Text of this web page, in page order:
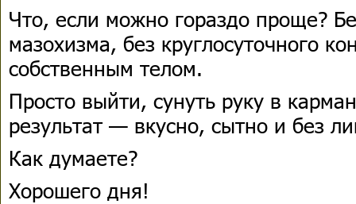
Что, если можно гораздо проще?
мазохизма, без круглосуточного
собственным телом.
Просто выйти, сунуть руку в
результат — вкусно, сытно и без
Как думаете?
Хорошего дня!